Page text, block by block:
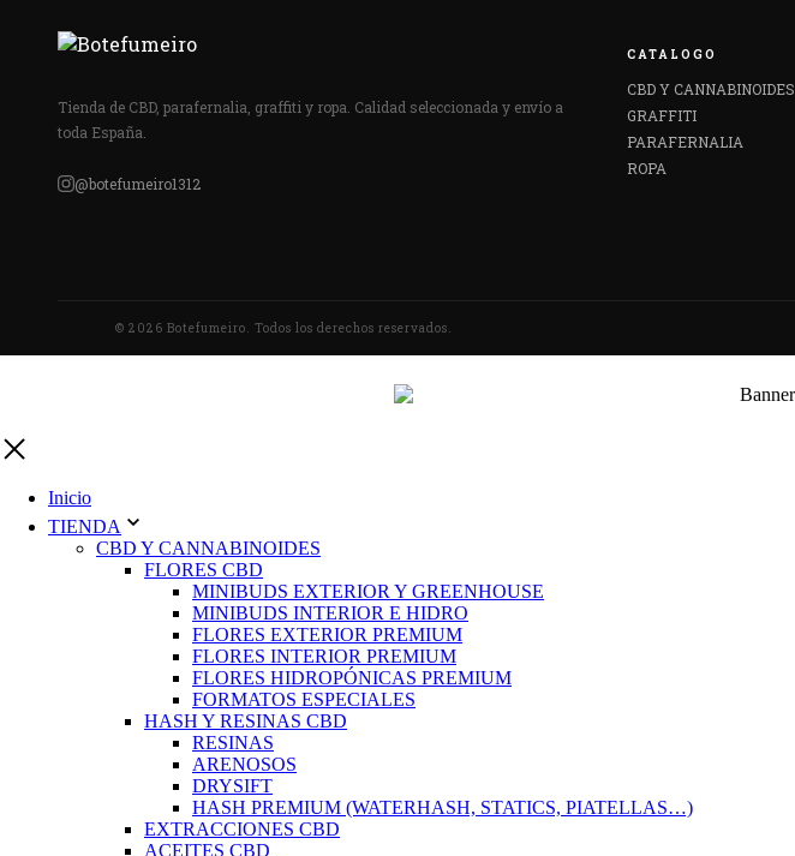
Tienda de CBD, parafernalia, graffiti y ropa. Calidad seleccionada y envío a
toda España.
@botefumeiro1312
CATALOGO
CBD Y CANNABINOIDES
GRAFFITI
PARAFERNALIA
ROPA
© 2026 Botefumeiro. Todos los derechos reservados.
Inicio
TIENDA
CBD Y CANNABINOIDES
FLORES CBD
MINIBUDS EXTERIOR Y GREENHOUSE
MINIBUDS INTERIOR E HIDRO
FLORES EXTERIOR PREMIUM
FLORES INTERIOR PREMIUM
FLORES HIDROPÓNICAS PREMIUM
FORMATOS ESPECIALES
HASH Y RESINAS CBD
RESINAS
ARENOSOS
DRYSIFT
HASH PREMIUM (WATERHASH, STATICS, PIATELLAS…)
EXTRACCIONES CBD
ACEITES CBD